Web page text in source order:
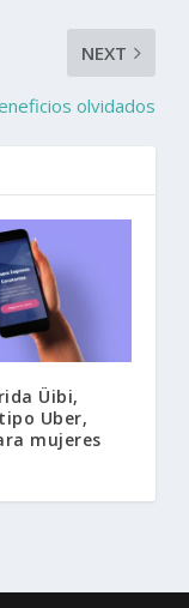
NEXT
olvidados
Üibi,
Uber,
mujeres